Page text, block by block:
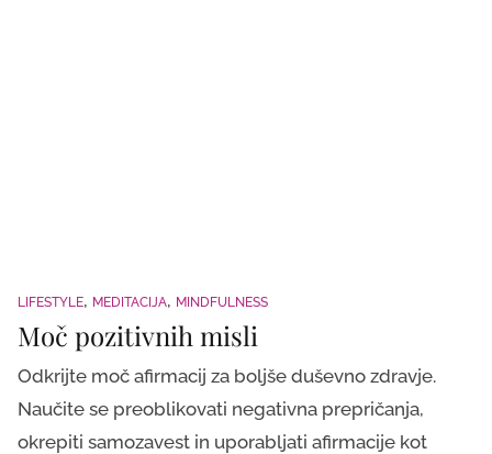
LIFESTYLE MEDITACIJA MINDFULNESS
Moč pozitivnih misli
Odkrijte moč afirmacij za boljše duševno zdravje.
Naučite se preoblikovati negativna prepričanja,
okrepiti samozavest in uporabljati afirmacije kot